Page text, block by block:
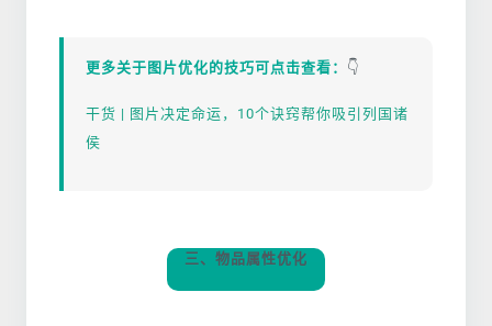
更多关于图片优化的技巧可点击查看： 👇
干货 | 图片决定命运，10个诀窍帮你吸引列国诸
侯
三、物品属性优化